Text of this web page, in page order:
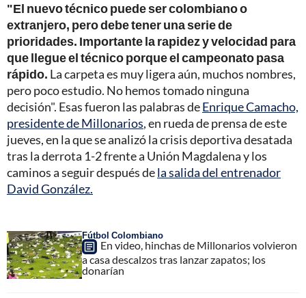
"El nuevo técnico puede ser colombiano o
extranjero, pero debe tener una serie de
prioridades. Importante la rapidez y velocidad para
que llegue el técnico porque el campeonato pasa
rápido. La carpeta es muy ligera aún, muchos nombres,
pero poco estudio. No hemos tomado ninguna
decisión". Esas fueron las palabras deEnrique Camacho,
presidente de Millonarios, en rueda de prensa de este
jueves, en la que se analizó la crisis deportiva desatada
tras la derrota 1-2 frente a Unión Magdalena y los
caminos a seguir después dela salida del entrenador
David González.
Fútbol Colombiano
En video, hinchas de Millonarios volvieron
a casa descalzos tras lanzar zapatos; los
donarían